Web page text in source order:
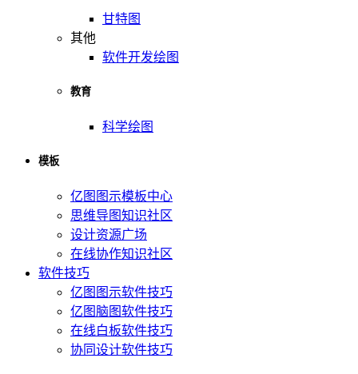
甘特图
其他
软件开发绘图
教育
科学绘图
模板
亿图图示模板中心
思维导图知识社区
设计资源广场
在线协作知识社区
软件技巧
亿图图示软件技巧
亿图脑图软件技巧
在线白板软件技巧
协同设计软件技巧